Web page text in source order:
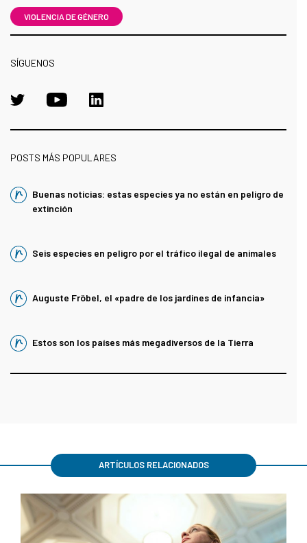
VIOLENCIA DE GÉNERO
SÍGUENOS
POSTS MÁS POPULARES
Buenas noticias: estas especies ya no están en peligro de
extinción
Seis especies en peligro por el tráfico ilegal de animales
Auguste Fröbel, el «padre de los jardines de infancia»
Estos son los países más megadiversos de la Tierra
ARTÍCULOS RELACIONADOS